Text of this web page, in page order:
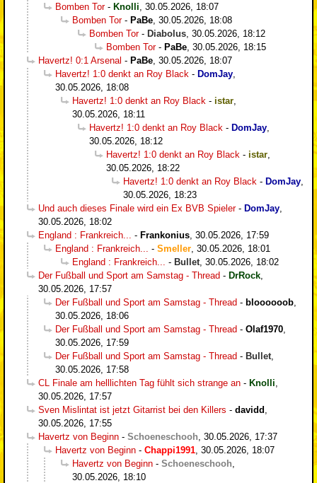
Bomben Tor- Knolli 30.05.2026, 18:07
Bomben Tor- PaBe 30.05.2026, 18:08
Bomben Tor- Diabolus 30.05.2026, 18:12
Bomben Tor- PaBe 30.05.2026, 18:15
Havertz! 0:1 Arsenal - PaBe 30.05.2026, 18:07
Havertz! 1:0 denkt an Roy Black - DomJay
30.05.2026, 18:08
Havertz! 1:0 denkt an Roy Black - istar
30.05.2026, 18:11
Havertz! 1:0 denkt an Roy Black - DomJay
30.05.2026, 18:12
Havertz! 1:0 denkt an Roy Black - istar
30.05.2026, 18:22
Havertz! 1:0 denkt an Roy Black - DomJay
30.05.2026, 18:23
Und auch dieses Finale wird ein Ex BVB Spieler- DomJay
30.05.2026, 18:02
England : Frankreich...
- Frankonius 30.05.2026, 17:59
England : Frankreich...
- Smeller 30.05.2026, 18:01
England : Frankreich...
- Bullet 30.05.2026, 18:02
Der Fußball und Sport am Samstag - Thread - DrRock
30.05.2026, 17:57
Der Fußball und Sport am Samstag - Thread - bloooooob
30.05.2026, 18:06
Der Fußball und Sport am Samstag - Thread - Olaf1970
30.05.2026, 17:59
Der Fußball und Sport am Samstag - Thread - Bullet
30.05.2026, 17:58
CL Finale am helllichten Tag fühlt sich strange an - Knolli
30.05.2026, 17:57
Sven Mislintat ist jetzt Gitarrist bei den Killers - davidd
30.05.2026, 17:55
Havertz von Beginn - Schoeneschooh 30.05.2026, 17:37
Havertz von Beginn - Chappi1991 30.05.2026, 18:07
Havertz von Beginn - Schoeneschooh
30.05.2026, 18:10